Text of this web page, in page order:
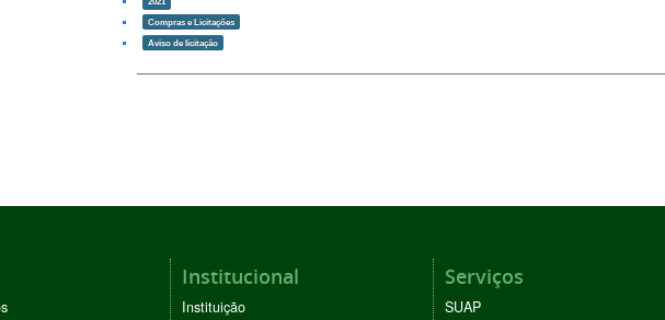
Compras e Licitações
Aviso de licitação
Institucional
Instituição
Serviços
SUAP